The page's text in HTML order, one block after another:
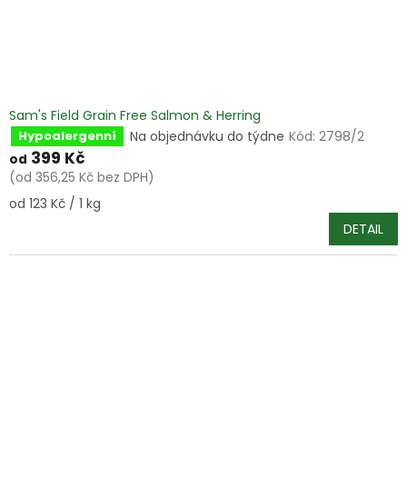
Sam's Field Grain Free Salmon & Herring
Hypoalergenní Na objednávku do týdne Kód: 2798/2
od 399 Kč
(od 356,25 Kč bez DPH)
Měrná
od 123 Kč / 1 kg
DETAIL